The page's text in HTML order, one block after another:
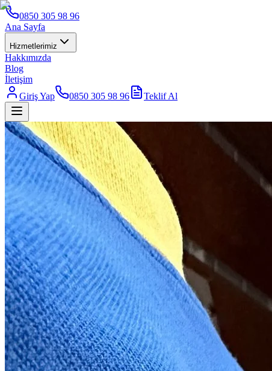
0850 305 98 96
Ana Sayfa
Hizmetlerimiz
Hakkımızda
Blog
İletişim
Giriş Yap
0850 305 98 96 Teklif Al